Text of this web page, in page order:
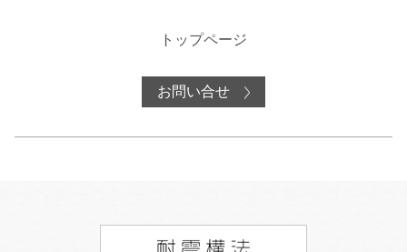
トップページ
お問い合せ